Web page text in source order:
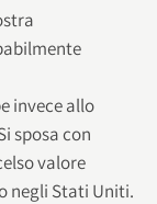
invece allo
sposa con
valore
negli Stati Uniti.